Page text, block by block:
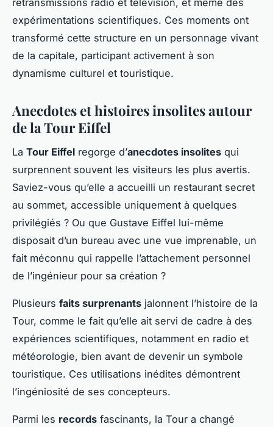
expérimentations scientifiques. Ces moments ont
transformé cette structure en un personnage vivant
de la capitale, participant activement à son
dynamisme culturel et touristique.
Anecdotes et histoires insolites autour
de la Tour Eiffel
La Tour Eiffel regorge d’anecdotes insolites qui
surprennent souvent les visiteurs les plus avertis.
Saviez-vous qu’elle a accueilli un restaurant secret
au sommet, accessible uniquement à quelques
privilégiés ? Ou que Gustave Eiffel lui-même
disposait d’un bureau avec une vue imprenable, un
fait méconnu qui rappelle l’attachement personnel
de l’ingénieur pour sa création ?
Plusieurs faits surprenants jalonnent l’histoire de la
Tour, comme le fait qu’elle ait servi de cadre à des
expériences scientifiques, notamment en radio et
météorologie, bien avant de devenir un symbole
touristique. Ces utilisations inédites démontrent
l’ingéniosité de ses concepteurs.
Parmi les records fascinants, la Tour a changé